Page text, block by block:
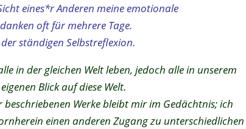
eines*r Anderen meine emotionale
oft für mehrere Tage.
ständigen Selbstreflexion.
in der gleichen Welt leben, jedoch alle in unserem
Blick auf diese Welt.
Werke bleibt mir im Gedächtnis; ich
einen anderen Zugang zu unterschiedlichen